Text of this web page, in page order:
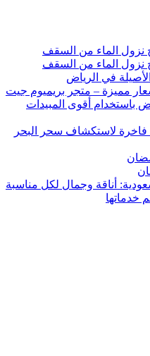
نزول الماء من السقف
نزول الماء من السقف
في الرياض
مميزة – متجر بريميوم جيت
أقوى المبيدات
فاخرة لاستكشاف سحر البحر
أناقة وجمال لكل مناسبة
خدماتها